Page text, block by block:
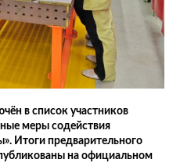
в список участников
меры содействия
Итоги предварительного
на официальном